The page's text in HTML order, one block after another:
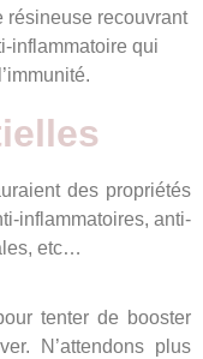
résineuse recouvrant
inflammatoire qui
des propriétés
inflammatoires, anti-
etc…
tenter de booster
N’attendons plus